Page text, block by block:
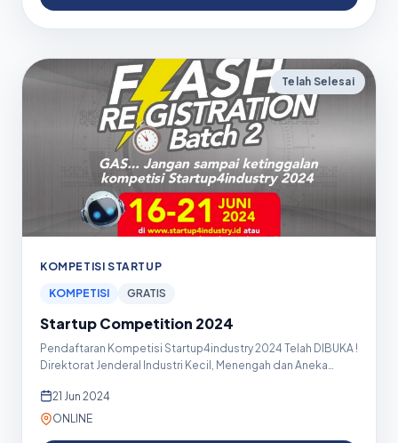
Telah Selesai
KOMPETISI STARTUP
KOMPETISI
GRATIS
Startup Competition 2024
Pendaftaran Kompetisi Startup4industry 2024 Telah DIBUKA !
Direktorat Jenderal Industri Kecil, Menengah dan Aneka
21 Jun 2024
ONLINE